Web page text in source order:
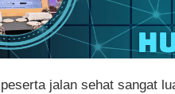
jalan sehat sangat